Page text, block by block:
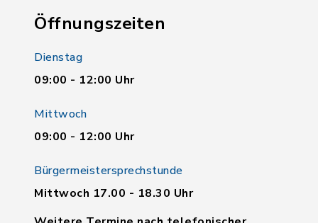
Öffnungszeiten
Dienstag
09:00 - 12:00 Uhr
Mittwoch
09:00 - 12:00 Uhr
Bürgermeistersprechstunde
Mittwoch 17.00 - 18.30 Uhr